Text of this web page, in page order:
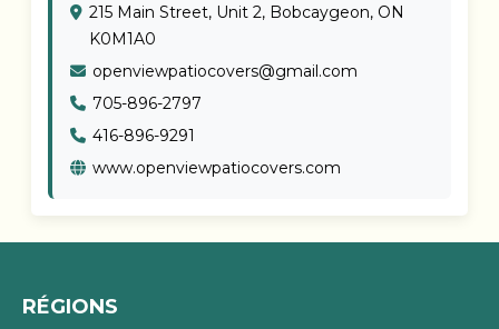
215 Main Street, Unit 2, Bobcaygeon, ON
K0M1A0
openviewpatiocovers@gmail.com
705-896-2797
416-896-9291
www.openviewpatiocovers.com
RÉGIONS